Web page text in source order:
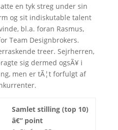
en tyk streg under sin
og sit indiskutable talent
bl.a. foran Rasmus,
Team Designbrokers.
treer. Sejrherren,
sig dermed ogsÃ¥ i
men er tÃ¦t forfulgt af
Samlet stilling (top 10)
â€“ point